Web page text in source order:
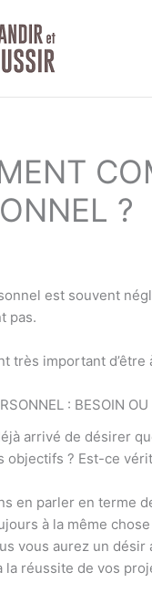
?
est souvent
pas.
très important d’être
: BESOIN
arrivé de désirer
objectifs ? Est-ce
en parler en terme
à la même
vous aurez un désir
la réussite de vos